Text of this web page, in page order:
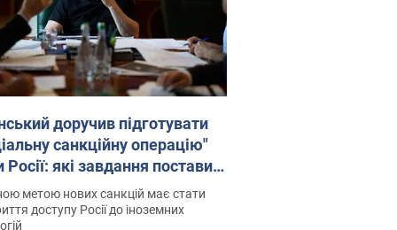
доручив підготувати
санкційну операцію"
Росії: які завдання поставив
Фото
метою нових санкцій має стати
доступу Росії до іноземних